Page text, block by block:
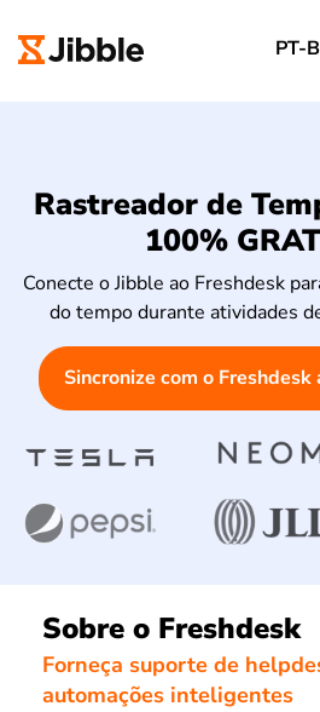
PT-
Rastreador de
100%
Conecte o Jibble ao Freshdesk
do tempo durante atividades
Sincronize com o Freshdesk
Sobre o Freshdesk
Forneça suporte de
automações inteligentes